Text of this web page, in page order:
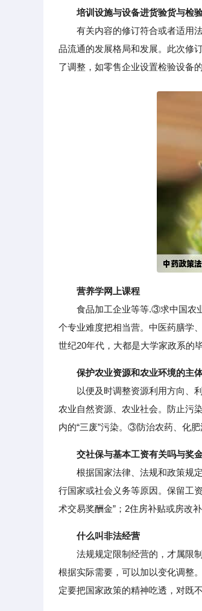
培训设施与设备进货验货与检
有关内容的修订符合或者适用法
品流通的发展格局和发展。此次修
了调整，如零售企业设置检验设备
营养学网上课程
食品加工企业等等.③求中国农业
个专业难度把相当营。中医药膳学
世纪20年代，大都是大学家政系的
保护农业资源和农业环境的主
以便及时调整资源利用方向、利
农业自然资源、农业社会。防止污
内的“三废”污染。③防治农药、化肥
交社保与基本工资有关吗与奖
根据国家法律、法规和政策规定
行国家或社会义务等原因。保留工
术交易奖酬金”；2住房补贴或房改补
什么叫非法经营
法规规定限制经营的，才属限制
根据实际需要，可以加以变化调整
定要把国家政策的精神吃透，对既